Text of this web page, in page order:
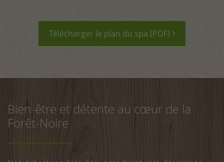
Télécharger le plan du spa (PDF)
Bien-être et détente au cœur de la
Forêt-Noire